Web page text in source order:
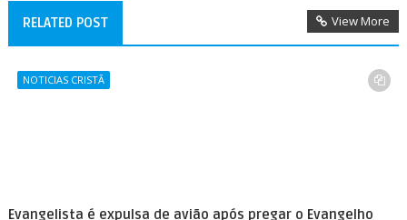
RELATED POST View More
NOTICIAS CRISTÃ
Evangelista é expulsa de avião após pregar o Evangelho